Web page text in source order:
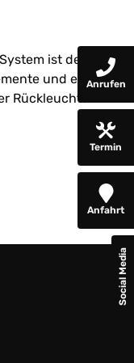
ist der
und eine
Rückleuchte
Anrufen
Termin
Anfahrt
Social Media